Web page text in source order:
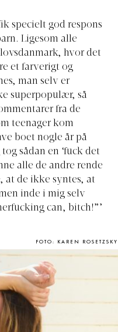
specielt god respons
Ligesom alle
hvor det
et farverigt og
man selv er
superpopulær, så
fra de
teenager kom
boet nogle år på
sådan en ‘fuck det
alle de andre rende
at de ikke syntes, at
inde i mig selv
can, bitch!”’
FOTO: KAREN ROSETZSKY